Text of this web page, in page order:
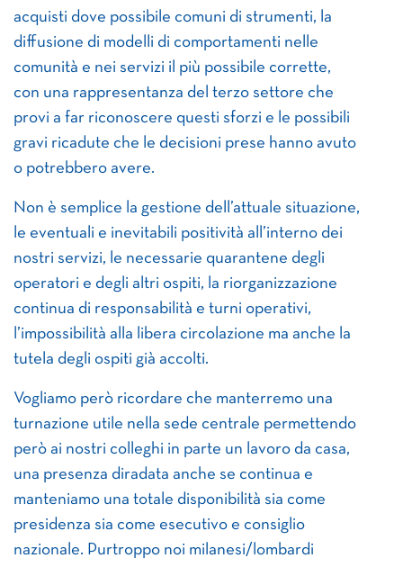
acquisti dove possibile comuni di strumenti, la
diffusione di modelli di comportamenti nelle
comunità e nei servizi il più possibile corrette,
con una rappresentanza del terzo settore che
provi a far riconoscere questi sforzi e le possibili
gravi ricadute che le decisioni prese hanno avuto
o potrebbero avere.
Non è semplice la gestione dell’attuale situazione,
le eventuali e inevitabili positività all’interno dei
nostri servizi, le necessarie quarantene degli
operatori e degli altri ospiti, la riorganizzazione
continua di responsabilità e turni operativi,
l’impossibilità alla libera circolazione ma anche la
tutela degli ospiti già accolti.
Vogliamo però ricordare che manterremo una
turnazione utile nella sede centrale permettendo
però ai nostri colleghi in parte un lavoro da casa,
una presenza diradata anche se continua e
manteniamo una totale disponibilità sia come
presidenza sia come esecutivo e consiglio
nazionale. Purtroppo noi milanesi/lombardi